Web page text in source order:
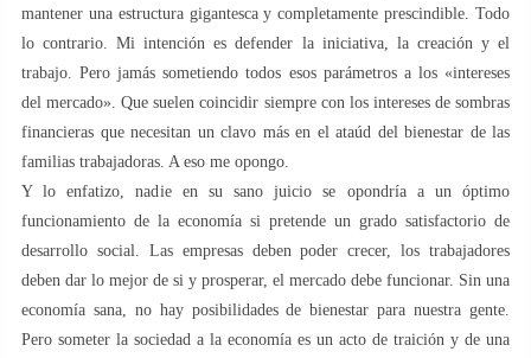
mantener una estructura gigantesca y completamente prescindible. Todo
lo contrario. Mi intención es defender la iniciativa, la creación y el
trabajo. Pero jamás sometiendo todos esos parámetros a los «intereses
del mercado». Que suelen coincidir siempre con los intereses de sombras
financieras que necesitan un clavo más en el ataúd del bienestar de las
familias trabajadoras. A eso me opongo.
Y lo enfatizo, nadie en su sano juicio se opondría a un óptimo
funcionamiento de la economía si pretende un grado satisfactorio de
desarrollo social. Las empresas deben poder crecer, los trabajadores
deben dar lo mejor de si y prosperar, el mercado debe funcionar. Sin una
economía sana, no hay posibilidades de bienestar para nuestra gente.
Pero someter la sociedad a la economía es un acto de traición y de una